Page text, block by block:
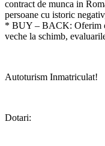
contract de munca in
persoane cu istoric
* BUY – BACK: Oferim
veche la schimb,
Autoturism Inmatriculat!
Dotari: